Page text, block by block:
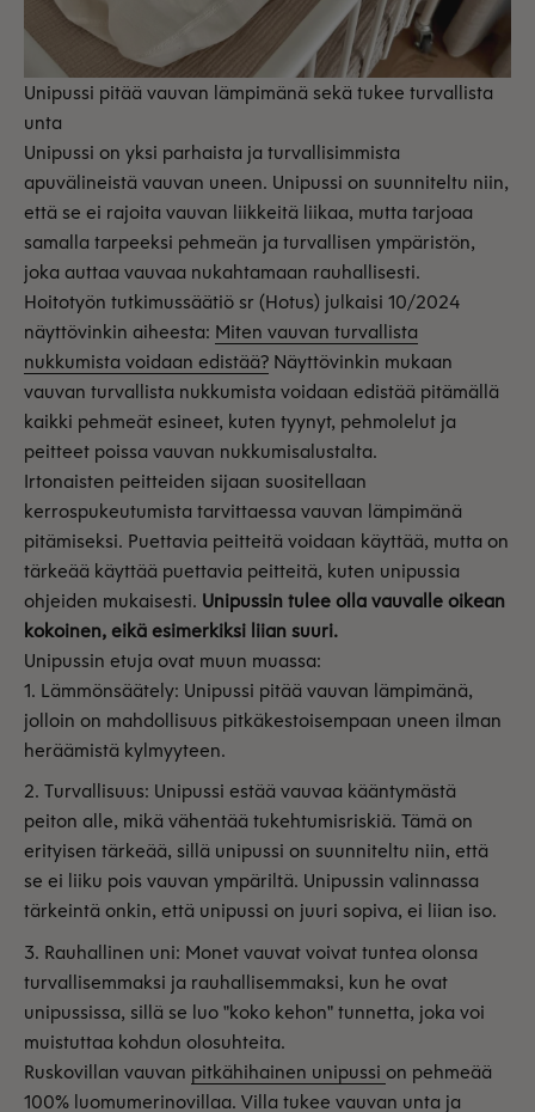
Unipussi pitää vauvan lämpimänä sekä tukee turvallista
unta
Unipussi on yksi parhaista ja turvallisimmista
apuvälineistä vauvan uneen. Unipussi on suunniteltu niin,
että se ei rajoita vauvan liikkeitä liikaa, mutta tarjoaa
samalla tarpeeksi pehmeän ja turvallisen ympäristön,
joka auttaa vauvaa nukahtamaan rauhallisesti.
Hoitotyön tutkimussäätiö sr (Hotus) julkaisi 10/2024
näyttövinkin aiheesta: Miten vauvan turvallista
nukkumista voidaan edistää? Näyttövinkin mukaan
vauvan turvallista nukkumista voidaan edistää pitämällä
kaikki pehmeät esineet, kuten tyynyt, pehmolelut ja
peitteet poissa vauvan nukkumisalustalta.
Irtonaisten peitteiden sijaan suositellaan
kerrospukeutumista tarvittaessa vauvan lämpimänä
pitämiseksi. Puettavia peitteitä voidaan käyttää, mutta on
tärkeää käyttää puettavia peitteitä, kuten unipussia
ohjeiden mukaisesti. Unipussin tulee olla vauvalle oikean
kokoinen, eikä esimerkiksi liian suuri.
Unipussin etuja ovat muun muassa:
Lämmönsäätely: Unipussi pitää vauvan lämpimänä,
jolloin on mahdollisuus pitkäkestoisempaan uneen ilman
heräämistä kylmyyteen.
Turvallisuus: Unipussi estää vauvaa kääntymästä
peiton alle, mikä vähentää tukehtumisriskiä. Tämä on
erityisen tärkeää, sillä unipussi on suunniteltu niin, että
se ei liiku pois vauvan ympäriltä. Unipussin valinnassa
tärkeintä onkin, että unipussi on juuri sopiva, ei liian iso.
Rauhallinen uni: Monet vauvat voivat tuntea olonsa
turvallisemmaksi ja rauhallisemmaksi, kun he ovat
unipussissa, sillä se luo "koko kehon" tunnetta, joka voi
muistuttaa kohdun olosuhteita.
Ruskovillan vauvan pitkähihainen unipussi on pehmeää
100% luomumerinovillaa. Villa tukee vauvan unta ja